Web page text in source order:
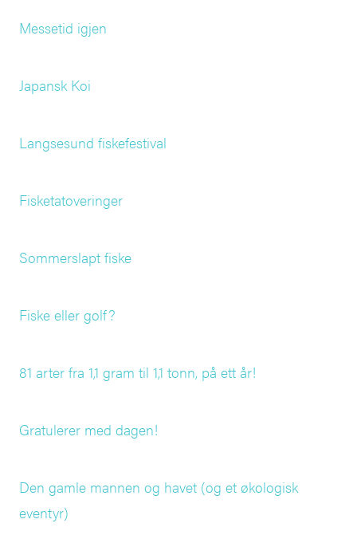
Messetid igjen
Japansk Koi
Langsesund fiskefestival
Fisketatoveringer
Sommerslapt fiske
Fiske eller golf?
81 arter fra 1,1 gram til 1,1 tonn, på ett år!
Gratulerer med dagen!
Den gamle mannen og havet (og et økologisk
eventyr)